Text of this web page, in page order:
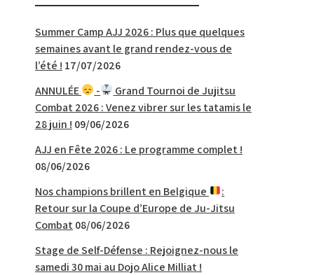
Summer Camp AJJ 2026 : Plus que quelques
semaines avant le grand rendez-vous de
l’été ! 17/07/2026
ANNULÉE
-
Grand Tournoi de Jujitsu
Combat 2026 : Venez vibrer sur les tatamis le
28 juin ! 09/06/2026
AJJ en Fête 2026 : Le programme complet !
08/06/2026
Nos champions brillent en Belgique
:
Retour sur la Coupe d’Europe de Ju-Jitsu
Combat 08/06/2026
Stage de Self-Défense : Rejoignez-nous le
samedi 30 mai au Dojo Alice Milliat !